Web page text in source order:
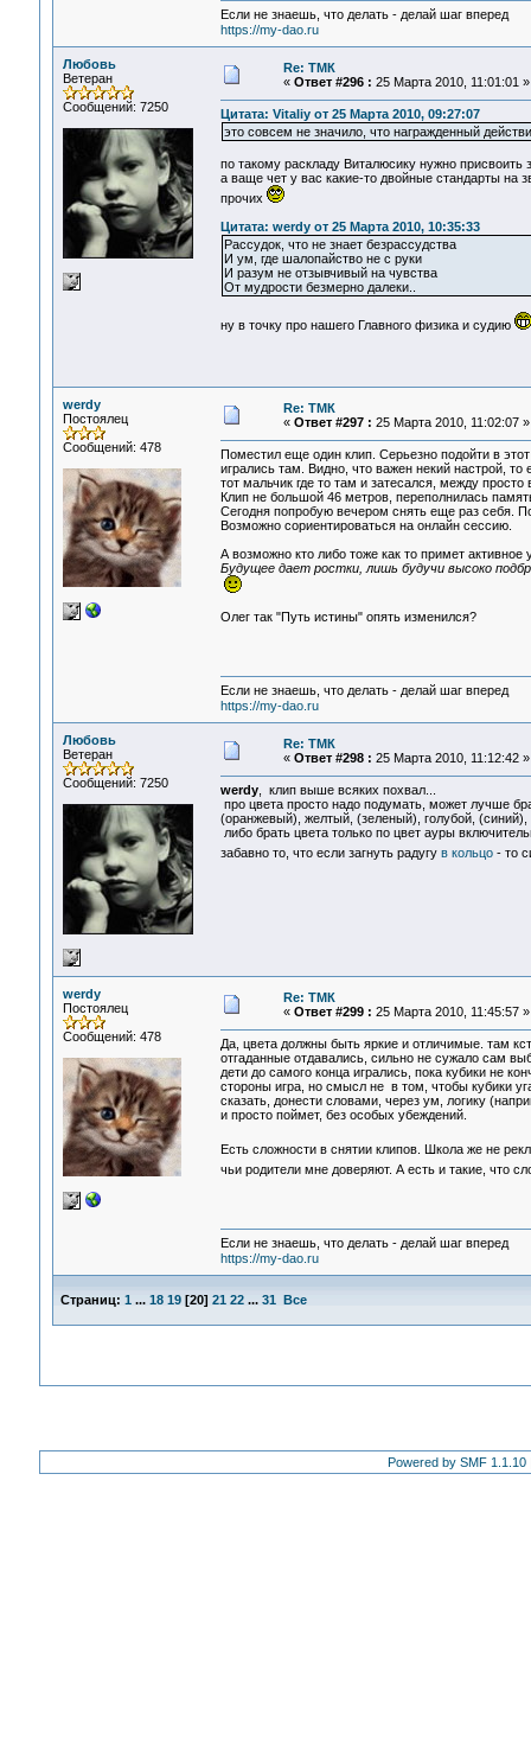
Если не знаешь, что делать - делай шаг вперед
https://my-dao.ru
Любовь
Ветеран
Сообщений: 7250
Re: ТМК
« Ответ #296 : 25 Марта 2010, 11:01:01 »
Цитата: Vitaliy от 25 Марта 2010, 09:27:07
это совсем не значило, что награжденный
по такому раскладу Виталюсику нужно
а ваще чет у вас какие-то двойные стандарты на
прочих
Цитата: werdy от 25 Марта 2010, 10:35:33
Рассудок, что не знает безрассудства
И ум, где шалопайство не с руки
И разум не отзывчивый на чувства
От мудрости безмерно далеки..
ну в точку про нашего Главного физика и судию
werdy
Постоялец
Сообщений: 478
Re: ТМК
« Ответ #297 : 25 Марта 2010, 11:02:07 »
Поместил еще один клип. Серьезно подойти в
игрались там. Видно, что важен некий настрой,
тот мальчик где то там и затесался, между
Клип не большой 46 метров, переполнилась
Сегодня попробую вечером снять еще раз себя.
Возможно сориентироваться на онлайн сессию.
А возможно кто либо тоже как то примет
Будущее дает ростки, лишь будучи высоко
Олег так "Путь истины" опять изменился?
Если не знаешь, что делать - делай шаг вперед
https://my-dao.ru
Любовь
Ветеран
Сообщений: 7250
Re: ТМК
« Ответ #298 : 25 Марта 2010, 11:12:42 »
werdy, клип выше всяких похвал...
про цвета просто надо подумать, может лучше
(оранжевый), желтый, (зеленый), голубой,
либо брать цвета только по цвет ауры
забавно то, что если загнуть радугу в кольцо- то
werdy
Постоялец
Сообщений: 478
Re: ТМК
« Ответ #299 : 25 Марта 2010, 11:45:57 »
Да, цвета должны быть яркие и отличимые. там
отгаданные отдавались, сильно не сужало сам
дети до самого конца игрались, пока кубики не
стороны игра, но смысл не в том, чтобы кубики
сказать, донести словами, через ум, логику
и просто поймет, без особых убеждений.
Есть сложности в снятии клипов. Школа же не
чьи родители мне доверяют. А есть и такие, что
Если не знаешь, что делать - делай шаг вперед
https://my-dao.ru
Страниц: 1 ... 18 19[20] 21 22 ... 31 Все
Powered by SMF 1.1.10